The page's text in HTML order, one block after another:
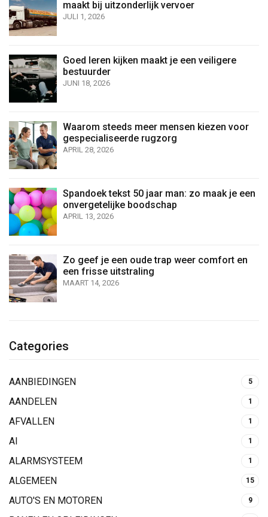
maakt bij uitzonderlijk vervoer
JULI 1, 2026
Goed leren kijken maakt je een veiligere
bestuurder
JUNI 18, 2026
Waarom steeds meer mensen kiezen voor
gespecialiseerde rugzorg
APRIL 28, 2026
Spandoek tekst 50 jaar man: zo maak je een
onvergetelijke boodschap
APRIL 13, 2026
Zo geef je een oude trap weer comfort en
een frisse uitstraling
MAART 14, 2026
Categories
AANBIEDINGEN 5
AANDELEN 1
AFVALLEN 1
AI 1
ALARMSYSTEEM 1
ALGEMEEN 15
AUTO'S EN MOTOREN 9